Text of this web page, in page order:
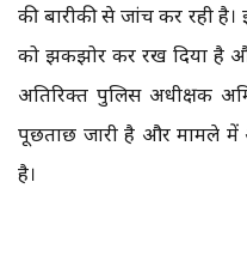
की बारीकी से जांच कर रही
को झकझोर कर रख दिया है
अतिरिक्त पुलिस अधीक्षक
पूछताछ जारी है और मामले में
है।